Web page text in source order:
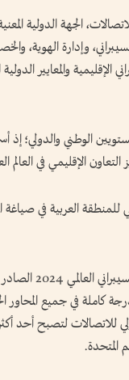
للاتصالات، الجهة الدولية
وإدارة الهوية،
والمعايير الدولية
الوطني والدولي؛ إذ
الإقليمي في العالم
العربية في صياغة
أسهم الدكتور الكويتي في تحقيق دولة الإمارات أعلى تصنيف في
كاملة في جميع المحاور
للاتصالات لتصبح أحد
المتحدة.